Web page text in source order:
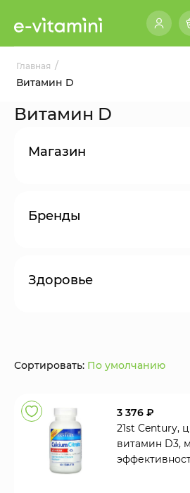
Главная /
Витамин D
Витамин D
Магазин
Бренды
Здоровье
Сортировать: По умолчанию
3 376 ₽
21st Century,
витамин D3,